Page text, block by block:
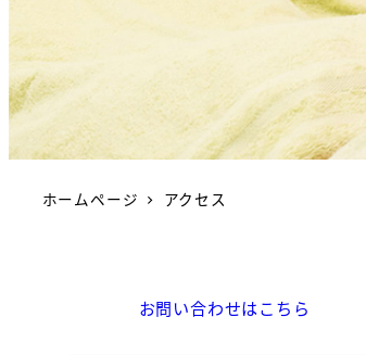
ホームページ アクセス
お問い合わせはこちら